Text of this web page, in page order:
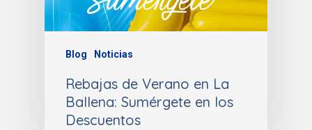
Blog Noticias
Rebajas de Verano en La
Ballena: Sumérgete en los
Descuentos